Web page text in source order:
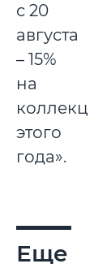
с 20
августа
– 15%
на
коллекцию
этого
года».
Еще